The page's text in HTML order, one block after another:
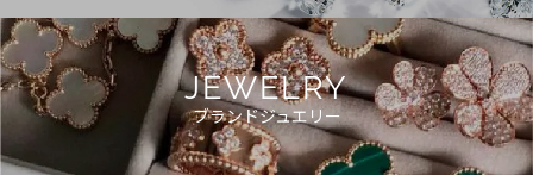
JEWELRY
ブランドジュエリー